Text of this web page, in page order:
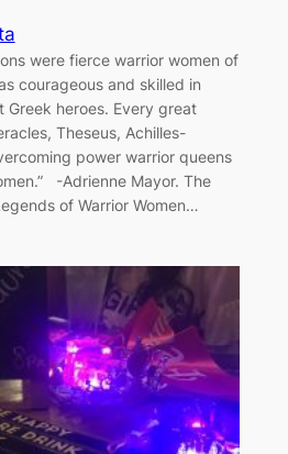
were fierce warrior women of
courageous and skilled in
Greek heroes. Every great
Theseus, Achilles-
power warrior queens
-Adrienne Mayor. The
of Warrior Women…